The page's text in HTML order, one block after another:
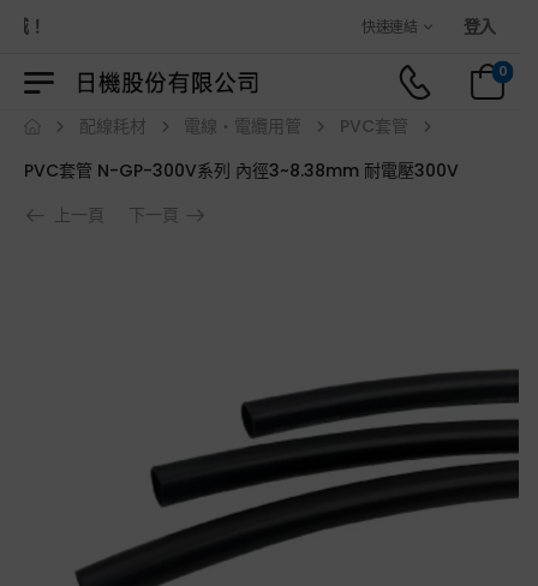
！ 快速連結 登入
0
配線耗材 電線・電纜用管
PVC套管
PVC套管 N-GP-300V系列 內徑3~8.38mm 耐電壓300V
上一頁
下一頁